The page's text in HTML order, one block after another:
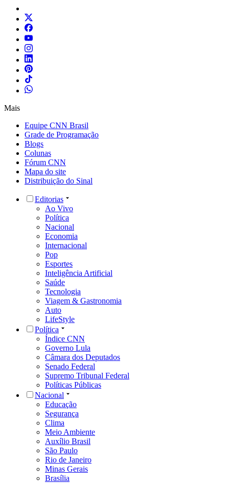
Mais
Equipe CNN Brasil
Grade de Programação
Blogs
Colunas
Fórum CNN
Mapa do site
Distribuição do Sinal
Editorias
Ao Vivo
Política
Nacional
Economia
Internacional
Pop
Esportes
Inteligência Artificial
Saúde
Tecnologia
Viagem & Gastronomia
Auto
LifeStyle
Política
Índice CNN
Governo Lula
Câmara dos Deputados
Senado Federal
Supremo Tribunal Federal
Políticas Públicas
Nacional
Educação
Segurança
Clima
Meio Ambiente
Auxílio Brasil
São Paulo
Rio de Janeiro
Minas Gerais
Brasília